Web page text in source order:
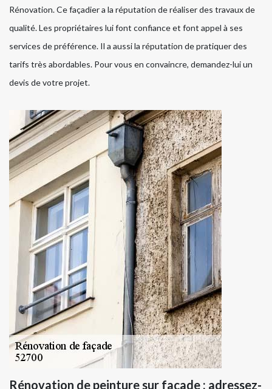
Rénovation. Ce façadier a la réputation de réaliser des travaux de
qualité. Les propriétaires lui font confiance et font appel à ses
services de préférence. Il a aussi la réputation de pratiquer des
tarifs très abordables. Pour vous en convaincre, demandez-lui un
devis de votre projet.
Rénovation de peinture sur façade : adressez-